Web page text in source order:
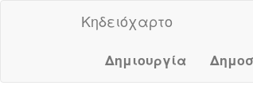
Κηδειόχαρτο
Δημιουργία